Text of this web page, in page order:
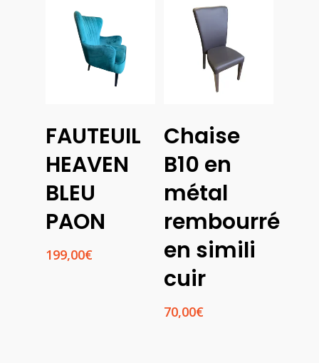
FAUTEUIL
HEAVEN
BLEU
PAON
199,00€
Des
Options
Chaise
B10 en
métal
rembourré
en simili
cuir
70,00€